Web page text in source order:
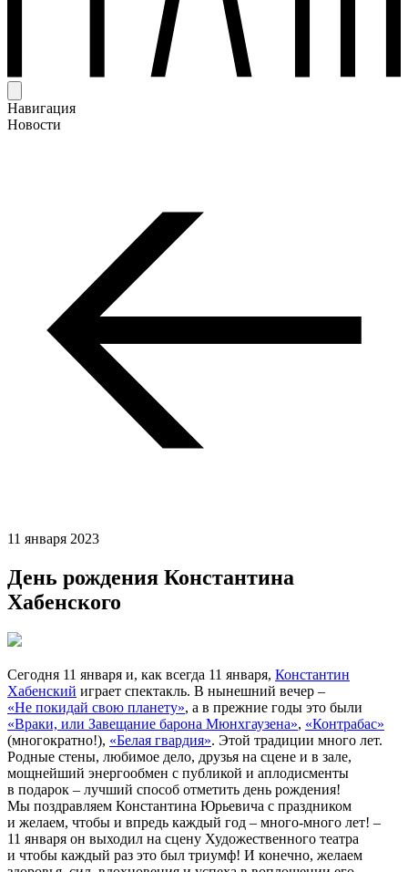
Навигация
Новости
11 января 2023
День рождения Константина
Хабенского
Сегодня 11 января и, как всегда 11 января, Константин
Хабенский играет спектакль. В нынешний вечер –
«Не покидай свою планету», а в прежние годы это были
«Враки, или Завещание барона Мюнхгаузена», «Контрабас»
(многократно!), «Белая гвардия». Этой традиции много лет.
Родные стены, любимое дело, друзья на сцене и в зале,
мощнейший энергообмен с публикой и аплодисменты
в подарок – лучший способ отметить день рождения!
Мы поздравляем Константина Юрьевича с праздником
и желаем, чтобы и впредь каждый год – много-много лет! –
11 января он выходил на сцену Художественного театра
и чтобы каждый раз это был триумф! И конечно, желаем